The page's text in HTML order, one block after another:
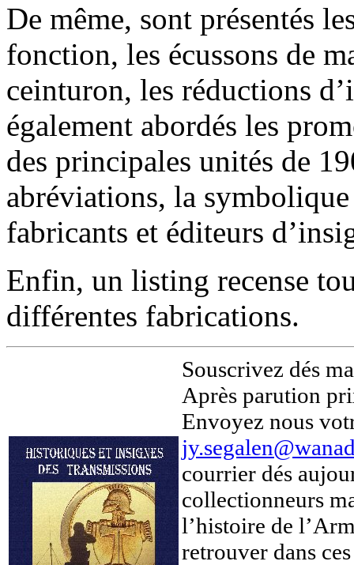
De même, sont présentés
fonction, les écussons de
ceinturon, les réductions
également abordés les
des principales unités de
abréviations, la
fabricants et éditeurs
Enfin, un listing recense
différentes fabrications.
Souscrivez dés
Après parution
Envoyez nous
courrier dés
collectionneurs
l’histoire de
retrouver dans